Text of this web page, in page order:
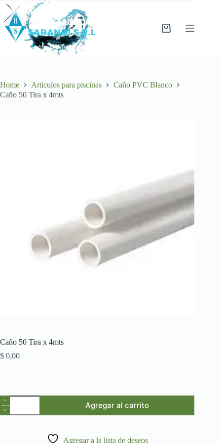
Skip
content
Shopping
Home Articulos para piscinas
Caño PVC Blanco
Caño 50 Tira x 4mts
Caño 50 Tira x 4mts
$ 0,00
Caño
50
Tira
Agregar al carrito
Agregar a la lista de deseos